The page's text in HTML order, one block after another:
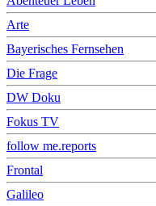
Arte
Bayerisches Fernsehen
Die Frage
DW Doku
Fokus TV
follow me.reports
Frontal
Galileo